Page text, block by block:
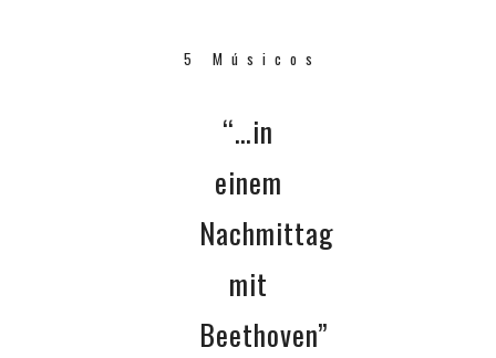
5 Músicos
“…in
einem
Nachmittag
mit
Beethoven”